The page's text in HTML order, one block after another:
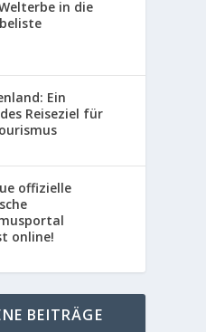
in die
Ein
Reiseziel für
offizielle
online!
BEITRÄGE